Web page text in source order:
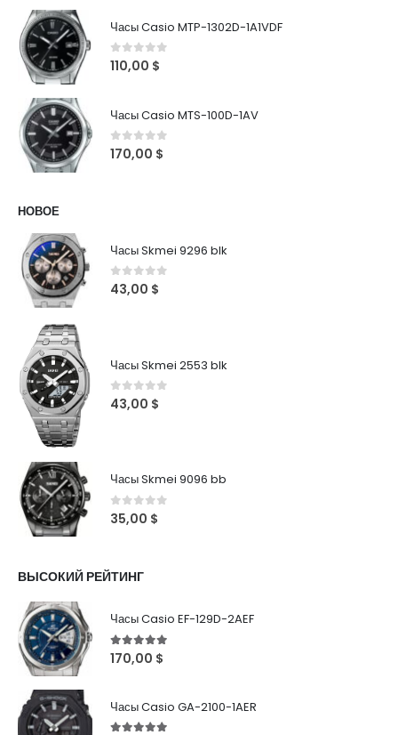
Часы Casio MTP-1302D-1A1VDF
0out of 5
110,00 $
Часы Casio MTS-100D-1AV
0out of 5
170,00 $
НОВОЕ
Часы Skmei 9296 blk
0 out of 5
43,00 $
Часы Skmei 2553 blk
0 out of 5
43,00 $
Часы Skmei 9096 bb
0out of 5
35,00 $
ВЫСОКИЙ РЕЙТИНГ
Часы Casio EF-129D-2AEF
5out of 5
170,00 $
Часы Casio GA-2100-1AER